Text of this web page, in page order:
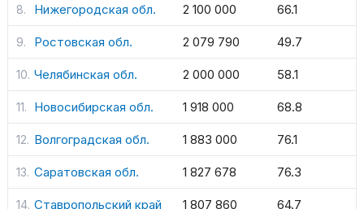
Нижегородская обл. 2 100 000 66.1
Ростовская обл. 2 079 790 49.7
Челябинская обл. 2 000 000 58.1
Новосибирская обл. 1 918 000 68.8
Волгоградская обл. 1 883 000 76.1
Саратовская обл. 1 827 678 76.3
Ставропольский край 1 807 860 64.7